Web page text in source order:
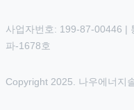
사업자번호: 199-87-00446 |
파-1678호
Copyright 2025. 나우에너지